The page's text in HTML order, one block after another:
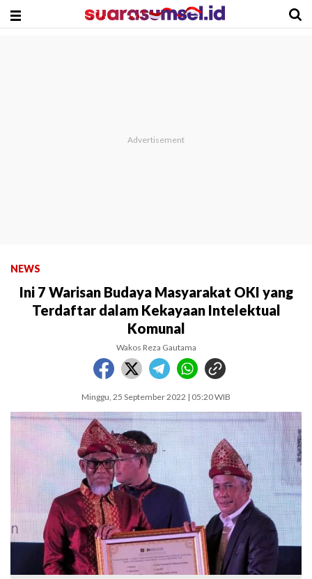
NEWS
Ini 7 Warisan Budaya Masyarakat OKI yang
Terdaftar dalam Kekayaan Intelektual
Komunal
Wakos Reza Gautama
Minggu, 25 September 2022 | 05:20 WIB